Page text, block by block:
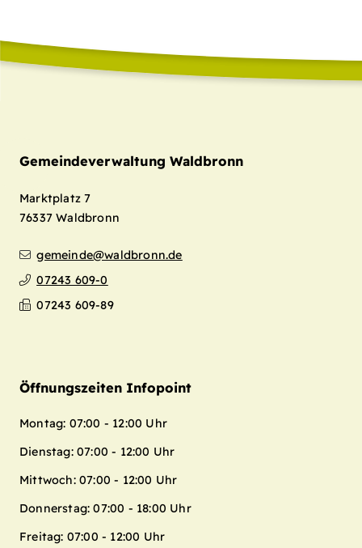
Gemeindeverwaltung Waldbronn
Marktplatz 7
76337 Waldbronn
gemeinde@waldbronn.de
07243 609-0
07243 609-89
Öffnungszeiten Infopoint
Montag: 07:00 - 12:00 Uhr
Dienstag: 07:00 - 12:00 Uhr
Mittwoch: 07:00 - 12:00 Uhr
Donnerstag: 07:00 - 18:00 Uhr
Freitag: 07:00 - 12:00 Uhr